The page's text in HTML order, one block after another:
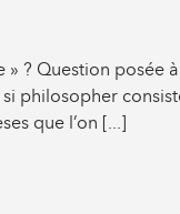
» ? Question posée
philosopher
que l’on [...]